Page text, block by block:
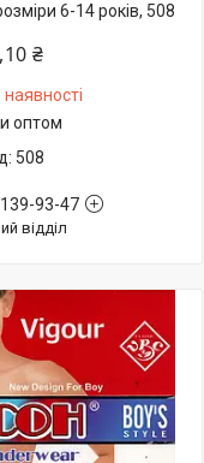
6-14 років, 508
₴
оптом
508
93-47
відділ